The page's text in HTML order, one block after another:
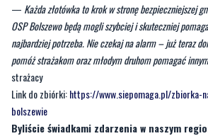
pomóż strażakom oraz młodym druhom pomagać
strażacy
Link do zbiórki:https://www.siepomaga.pl/zbiorka-
bolszewie
Byliście świadkami zdarzenia w naszym
nasza redakcja zajęła się jakimś tematem?
sygnały i informacje. Można kontaktować się
pośrednictwemstrony facebookoweji